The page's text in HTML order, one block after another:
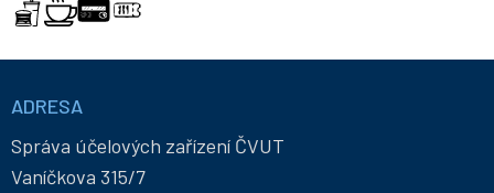
a
kontakty
ADRESA
Správa účelových zařízení ČVUT
Vaníčkova 315/7